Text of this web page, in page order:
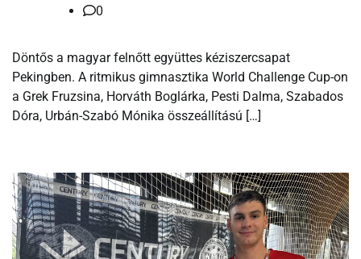
0
Döntős a magyar felnőtt együttes kéziszercsapat
Pekingben. A ritmikus gimnasztika World Challenge Cup-on
a Grek Fruzsina, Horváth Boglárka, Pesti Dalma, Szabados
Dóra, Urbán-Szabó Mónika összeállítású […]